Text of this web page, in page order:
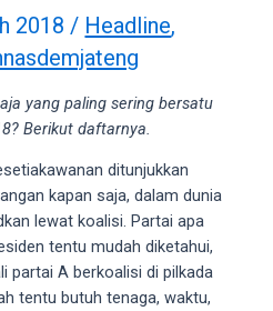
2018/ Headline,
yang paling sering bersatu
Berikut daftarnya.
ditunjukkan
kapan saja, dalam dunia
lewat koalisi. Partai apa
tentu mudah diketahui,
partai A berkoalisi di pilkada
tentu butuh tenaga, waktu,